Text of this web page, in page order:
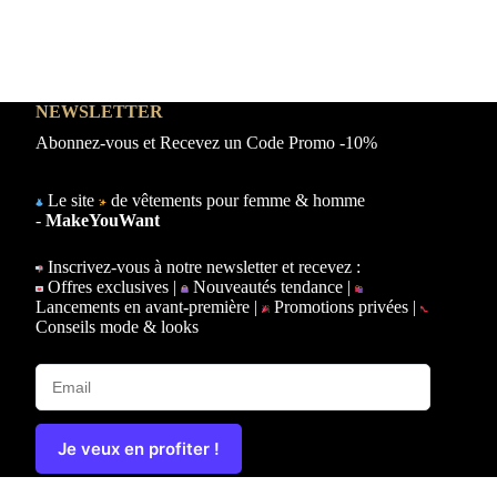
NEWSLETTER
Abonnez-vous et Recevez un Code Promo -10%
Le site
de vêtements pour femme & homme
- MakeYouWant
Inscrivez-vous à notre newsletter et recevez :
Offres exclusives |
Nouveautés tendance |
Lancements en avant-première |
Promotions privées |
Conseils mode & looks
Je veux en profiter !